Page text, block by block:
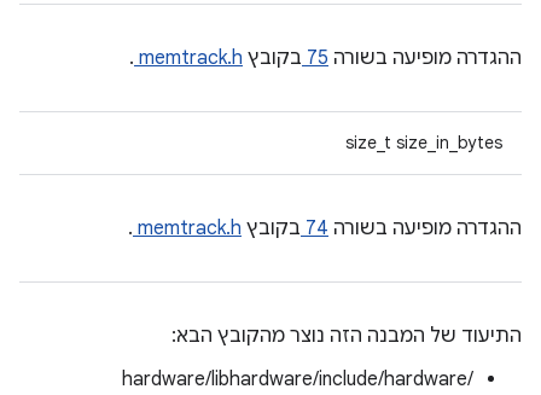
ההגדרה מופיעה בשורה 75 בקובץ memtrack.h
.
size_t size_in_bytes
ההגדרה מופיעה בשורה 74 בקובץ memtrack.h
.
התיעוד של המבנה הזה נוצר מהקובץ הבא:
hardware/libhardware/include/hardware/